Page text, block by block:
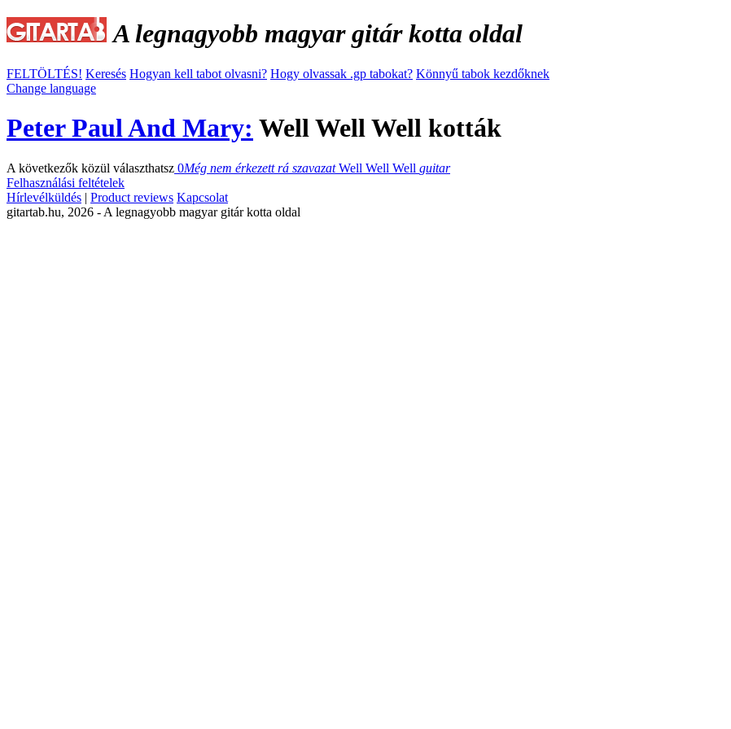
A legnagyobb magyar gitár kotta oldal
FELTÖLTÉS! Keresés Hogyan kell tabot olvasni? Hogy olvassak .gp tabokat? Könnyű tabok kezdőknek
Change language
Peter Paul And Mary: Well Well Well kották
A következők közül választhatsz 0Még nem érkezett rá szavazatWell Well Well guitar
Felhasználási feltételek
Hírlevélküldés | Product reviews Kapcsolat
gitartab.hu, 2026 - A legnagyobb magyar gitár kotta oldal